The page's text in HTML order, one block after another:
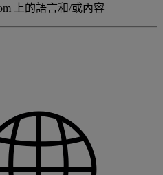
上的語言和/或內容